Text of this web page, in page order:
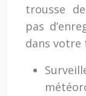
trousse
pas
dans votre